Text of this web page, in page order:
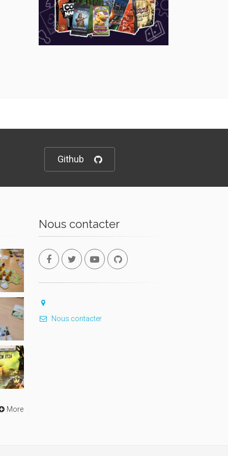
Github
More
Nous contacter
Nous contacter